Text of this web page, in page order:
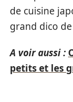
de cuisine
grand dico
A voir aussi :
petits et les